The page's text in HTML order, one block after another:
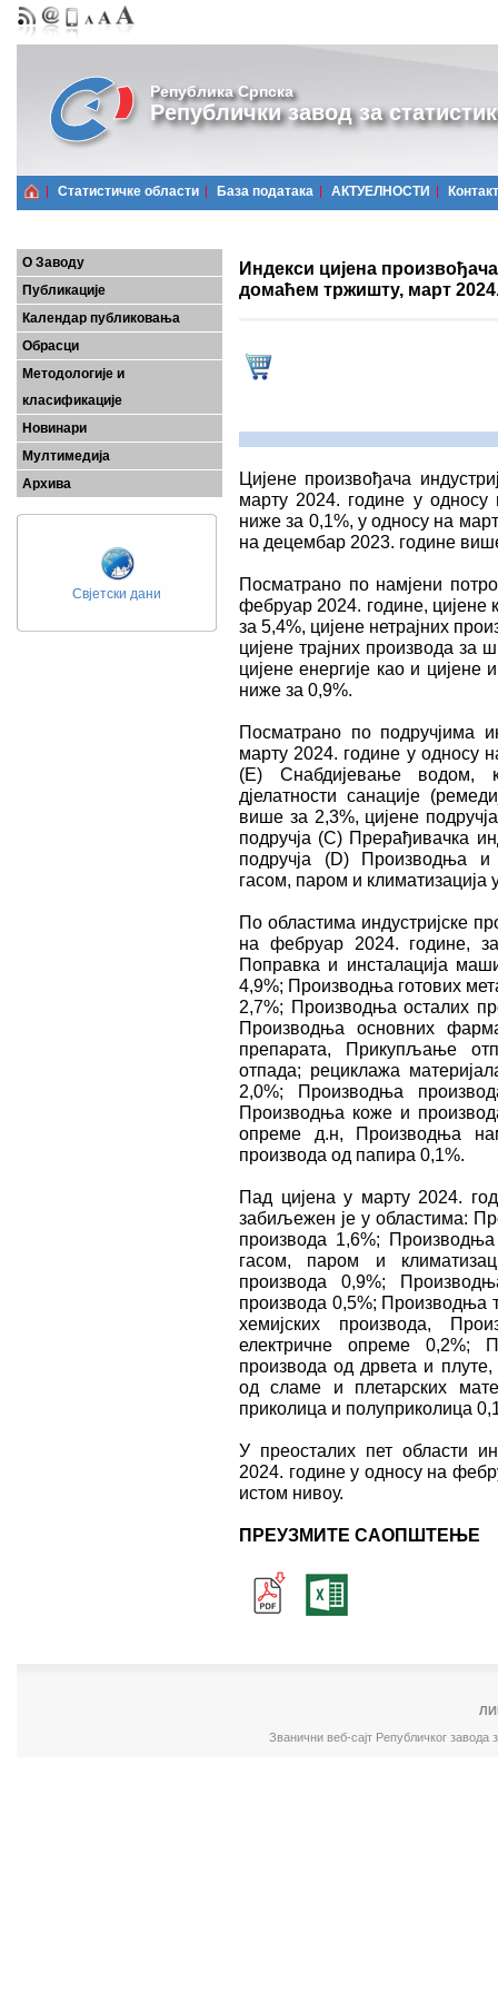
Република Српска
Републички завод за
Статистичке области Базa података АКТУЕЛНОСТИ Контакт
О Заводу
Публикације
Календар публиковања
Обрасци
Методологије и
класификације
Новинари
Мултимедија
Архива
Свјетски дани
Индекси цијена
домаћем тржишту, март
Цијенe произвођачa
марту 2024. године у
ниже за 0,1%, у односу на
на децембар 2023. године
Посматрано по намјени
фебруар 2024. године, цијене
за 5,4%, цијене нетрајних
цијене трајних производа
цијене енергије као и цијене
ниже за 0,9%.
Посматрано по подручјима
марту 2024. године у односу
(Е) Снабдијевање водом,
дјелатности санације
више за 2,3%, цијене
подручја (C) Прерађивачка
подручја (D) Производња и
гасом, паром и климатизација
По областима индустријске
на фебруар 2024. године,
Поправка и инсталација
4,9%; Производња готових
2,7%; Производња осталих
Производња основних
препарата, Прикупљање
отпада; рециклажа
2,0%; Производња
Производња коже и
опреме д.н, Производња
производа од папира 0,1%.
Пад цијена у марту 2024.
забиљежен је у областима:
производа 1,6%;
гасом, паром и
производа 0,9%;
производа 0,5%; Производња
хемијских производа,
електричне опреме 0,2%;
производа од дрвета и
од сламе и плетарских
приколица и полуприколица
У преосталих пет области
2024. године у односу на
истом нивоу.
ПРЕУЗМИТЕ САОПШТЕЊЕ
Званични веб-сајт Републичког